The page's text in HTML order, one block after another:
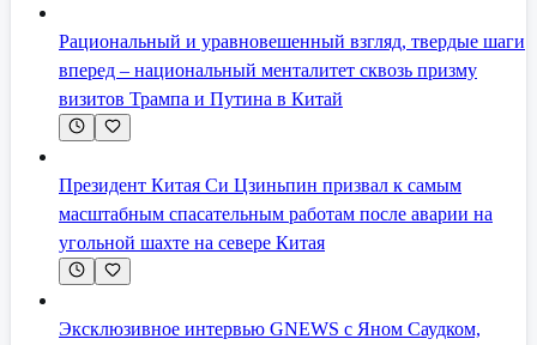
Рациональный и уравновешенный взгляд, твердые шаги
вперед – национальный менталитет сквозь призму
визитов Трампа и Путина в Китай
Президент Китая Си Цзиньпин призвал к самым
масштабным спасательным работам после аварии на
угольной шахте на севере Китая
Эксклюзивное интервью GNEWS с Яном Саудком,